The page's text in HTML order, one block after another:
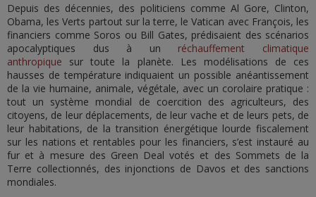
Depuis des décennies, des politiciens comme Al Gore, Clinton,
Obama, les Verts partout sur la terre, le Vatican avec François, les
financiers comme Soros ou Bill Gates, prédisaient des scénarios
apocalyptiques dus à un réchauffement climatique
anthropique sur toute la planète. Les modélisations de ces
hausses de température indiquaient un possible anéantissement
de la vie humaine, animale, végétale, avec un corolaire pratique :
tout un système mondial de coercition des agriculteurs, des
citoyens, de leur déplacements, de leur vache et de leurs pets, de
leur habitations, de la transition énergétique lourde fiscalement
sur les nations et rentables pour les financiers, s’est instauré au
fur et à mesure des Green Deal votés et des Sommets de la
Terre collectionnés, des injonctions de Davos et des sanctions
mondiales.